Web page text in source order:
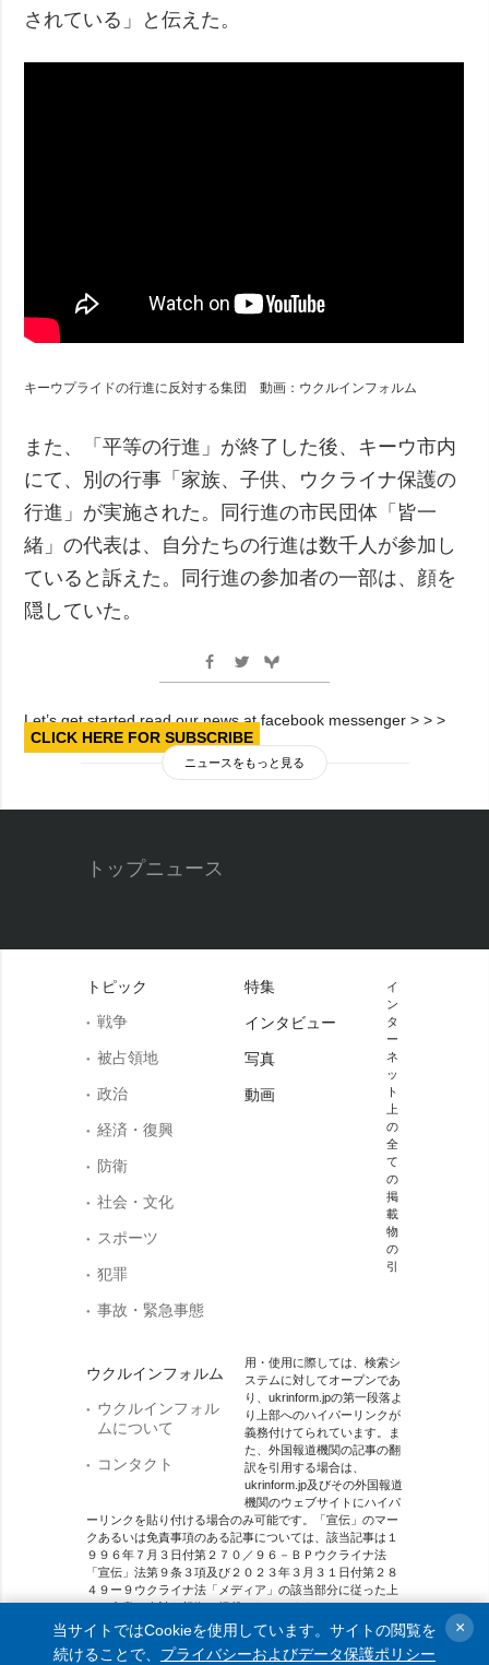
されている」と伝えた。
キーウプライドの行進に反対する集団 動画：ウクルインフォルム
また、「平等の行進」が終了した後、キーウ市内
にて、別の行事「家族、子供、ウクライナ保護の
行進」が実施された。同行進の市民団体「皆一
緒」の代表は、自分たちの行進は数千人が参加し
ていると訴えた。同行進の参加者の一部は、顔を
隠していた。
Let’s get started read our news at facebook messenger > > >
CLICK HERE FOR SUBSCRIBE
ニュースをもっと見る
トップニュース
トピック
戦争
被占領地
政治
経済・復興
防衛
社会・文化
スポーツ
犯罪
事故・緊急事態
ウクルインフォルム
ウクルインフォル
ムについて
コンタクト
特集
インタビュー
写真
動画
イ
ン
タ
ー
ネ
ッ
ト
上
の
全
て
の
掲
載
物
の
引
用・使用に際しては、検索シ
ステムに対してオープンであ
り、ukrinform.jpの第一段落よ
り上部へのハイパーリンクが
義務付けてられています。ま
た、外国報道機関の記事の翻
訳を引用する場合は、
ukrinform.jp及びその外国報道
機関のウェブサイトにハイパ
ーリンクを貼り付ける場合のみ可能です。「宣伝」のマー
クあるいは免責事項のある記事については、該当記事は１
９９６年７月３日付第２７０／９６－ＢＰウクライナ法
「宣伝」法第９条３項及び２０２３年３月３１日付第２８
４９ー９ウクライナ法「メディア」の該当部分に従った上
で、合意／会計を根拠に掲載されています。
オンラインメディア主体 メディア識別番号：R40-01421.
当サイトではCookieを使用しています。サイトの閲覧を
続けることで、 プライバシーおよびデータ保護ポリシー
×